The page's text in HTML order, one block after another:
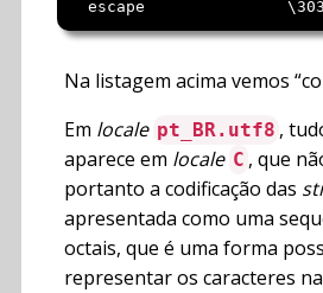
Na listagem acima vemos
Em locale pt_BR.utf8 ,
aparece em locale C , que
portanto a codificação das
apresentada como uma
octais, que é uma forma
representar os caracteres